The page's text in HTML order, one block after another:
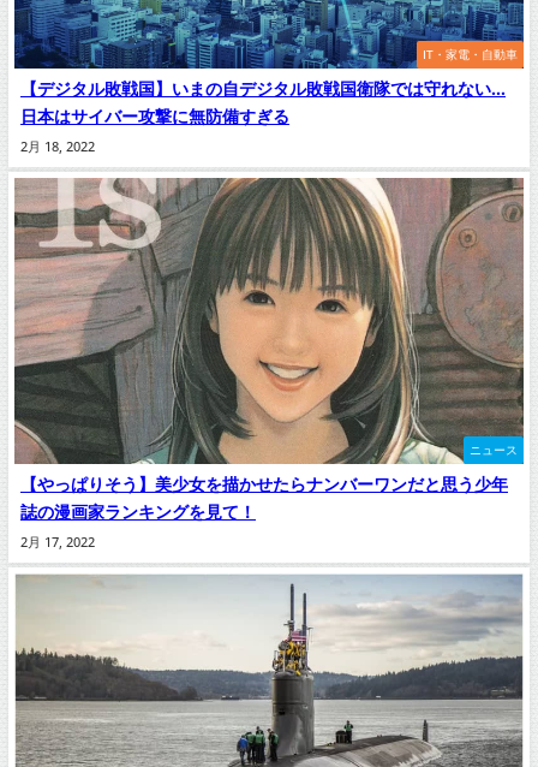
IT・家電・自動車
【デジタル敗戦国】いまの自デジタル敗戦国衛隊では守れない…
日本はサイバー攻撃に無防備すぎる
2月 18, 2022
ニュース
【やっぱりそう】美少女を描かせたらナンバーワンだと思う少年
誌の漫画家ランキングを見て！
2月 17, 2022